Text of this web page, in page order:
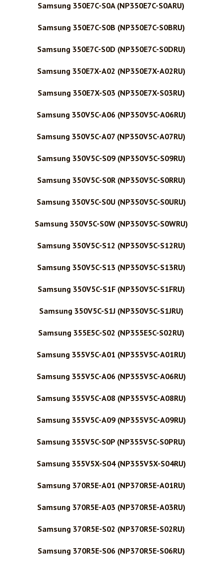
Samsung 350E7C-S0A (NP350E7C-S0ARU)
Samsung 350E7C-S0B (NP350E7C-S0BRU)
Samsung 350E7C-S0D (NP350E7C-S0DRU)
Samsung 350E7X-A02 (NP350E7X-A02RU)
Samsung 350E7X-S03 (NP350E7X-S03RU)
Samsung 350V5C-A06 (NP350V5C-A06RU)
Samsung 350V5C-A07 (NP350V5C-A07RU)
Samsung 350V5C-S09 (NP350V5C-S09RU)
Samsung 350V5C-S0R (NP350V5C-S0RRU)
Samsung 350V5C-S0U (NP350V5C-S0URU)
Samsung 350V5C-S0W (NP350V5C-S0WRU)
Samsung 350V5C-S12 (NP350V5C-S12RU)
Samsung 350V5C-S13 (NP350V5C-S13RU)
Samsung 350V5C-S1F (NP350V5C-S1FRU)
Samsung 350V5C-S1J (NP350V5C-S1JRU)
Samsung 355E5C-S02 (NP355E5C-S02RU)
Samsung 355V5C-A01 (NP355V5C-A01RU)
Samsung 355V5C-A06 (NP355V5C-A06RU)
Samsung 355V5C-A08 (NP355V5C-A08RU)
Samsung 355V5C-A09 (NP355V5C-A09RU)
Samsung 355V5C-S0P (NP355V5C-S0PRU)
Samsung 355V5X-S04 (NP355V5X-S04RU)
Samsung 370R5E-A01 (NP370R5E-A01RU)
Samsung 370R5E-A03 (NP370R5E-A03RU)
Samsung 370R5E-S02 (NP370R5E-S02RU)
Samsung 370R5E-S06 (NP370R5E-S06RU)